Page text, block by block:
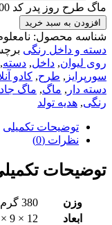
ماگ طرح روز پدر کد 900 عدد
افزودن به سبد خرید
شناسه محصول:
دسته و داخل رنگی
روی لیوان, داخل, دسته,
سورپرایز , طرح, کادو
دسته دار , ماگ, ماگ
رنگی, هدیه تولد
توضیحات تکمیلی
نظرات (0)
توضیحات
وزن
380 گرم
ابعاد
12 × 9 × 11 سانتیمتر